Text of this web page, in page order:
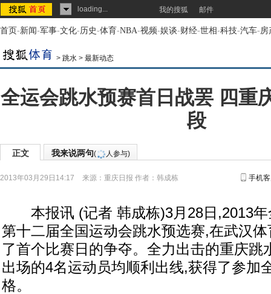
loading... 我的搜狐 邮件
首页-新闻-军事-文化-历史-体育-NBA-视频-娱谈-财经-世相-科技-汽车-房
> 跳水 > 最新动态
全运会跳水预赛首日战罢 四重
段
正文 我来说两句( 人参与)
2013年03月29日14:17 来源： 重庆日报 作者：韩成栋 手机
本报讯 (记者 韩成栋)3月28日,2013年
第十二届全国运动会跳水预选赛,在武汉
了首个比赛日的争夺。全力出击的重庆跳
出场的4名运动员均顺利出线,获得了参加
格。